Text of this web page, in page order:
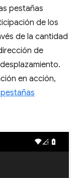
pestañas
de los
de la cantidad
de
en acción,